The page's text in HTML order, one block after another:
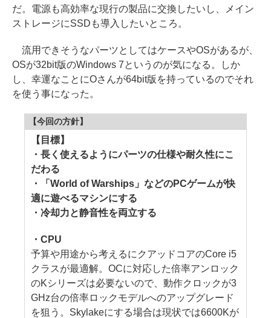
だ。電源も高効率な現行の製品に交換したいし、メイン
ストレージにSSDも導入したいところ。
流用できそうなパーツとしてはケースやOSがあるが、
OSが32bit版のWindows 7というのが気になる。しか
し、幸運なことにOさんが64bit版を持っているのでそれ
を使う事になった。
【今回の方針】
【目標】
・長く使えるようにパーツの仕様や耐久性にこ
だわる
・「World of Warships」などのPCゲームが快
適に遊べるマシンにする
・冷却力と静音性を両立する
・CPU
予算や用途から考えるにクアッドコアのCore i5
クラスが最適解。OCに対応した倍率アンロック
のKシリーズは必要ないので、動作クロックが3
GHz台の倍率ロックモデルへのアップグレード
を狙う。Skylakeにする場合は現状では6600Kが